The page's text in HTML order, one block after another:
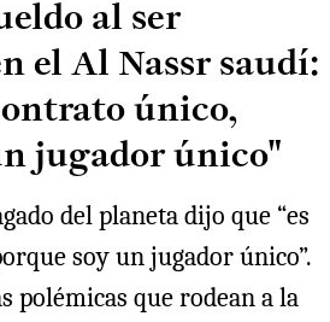
al ser
el Al Nassr saudí:
único,
jugador único"
del planeta dijo que “es
soy un jugador único”.
polémicas que rodean a la